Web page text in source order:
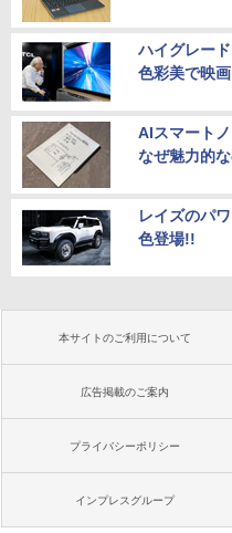
ハイグレー
色彩美で映
AIスマート
なぜ魅力的
レイズのパ
色登場!!
本サイトのご利用について
広告掲載のご案内
プライバシーポリシー
インプレスグループ